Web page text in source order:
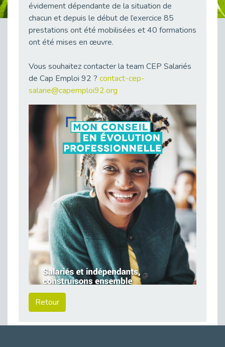
L’Aménagement Raisonnable : Un Levier pour l’Équité
Publié le 29/04/2026
28 avril : Agir ensemble pour une culture de prévention au travail
Publié le 27/04/2026
Mobilisation pour l’alternance et le handicap
Publié le 24/04/2026
Handicap moteur et emploi : réussir ses recrutements vidéo
Publié le 23/04/2026
Témoignage : "Le maintien en emploi est un investissement, pas une contrainte."
Publié le 20/04/2026
[RETOUR SUR] Une session de recrutement inclusive réussie à Asnières !
Publié le 20/04/2026
Emploi et Handicap : Une alliance de style entre Cap Emploi 92 et La Cravate Solidaire
Publié le 20/04/2026
Cap Emploi 92 s'engage pour la santé mentale : La formation PSSM au cœur de l'accompagnement
Publié le 13/04/2026
Recrutement et Handicap : Et si vous testiez avant de vous engager ?
Publié le 13/04/2026
évidement dépendante de la situation de
chacun et depuis le début de l’exercice 85
prestations ont été mobilisées et 40 formations
ont été mises en œuvre.
Vous souhaitez contacter la team CEP Salariés
de Cap Emploi 92 ? contact-cep-
salarie@capemploi92.org
Retour